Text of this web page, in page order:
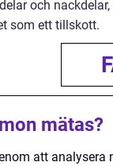
och
som ett tillskott.
mätas?
att